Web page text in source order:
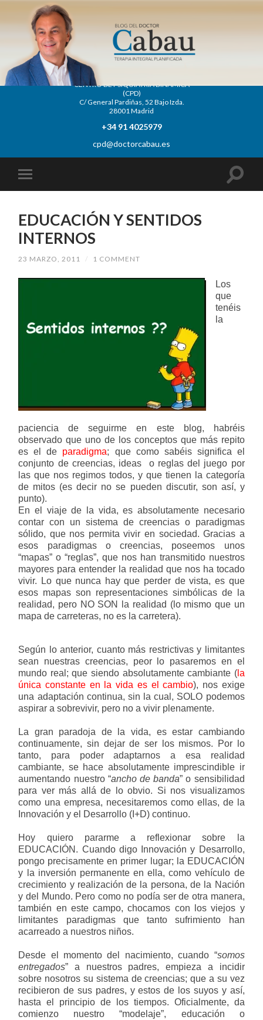
CENTRO DE PSIQUIATRÍA DINÁMICA
(CPD)
C/ General Pardiñas, 52 Bajo Izda.
28001 Madrid
+34 91 4025979
cpd@doctorcabau.es
EDUCACIÓN Y SENTIDOS
INTERNOS
23 MARZO, 2011 / 1 COMMENT
Los
que
tenéis
la
paciencia de seguirme en este blog, habréis
observado que uno de los conceptos que más repito
es el de paradigma; que como sabéis significa el
conjunto de creencias, ideas o reglas del juego por
las que nos regimos todos, y que tienen la categoría
de mitos (es decir no se pueden discutir, son así, y
punto).
En el viaje de la vida, es absolutamente necesario
contar con un sistema de creencias o paradigmas
sólido, que nos permita vivir en sociedad. Gracias a
esos paradigmas o creencias, poseemos unos
“mapas” o “reglas”, que nos han transmitido nuestros
mayores para entender la realidad que nos ha tocado
vivir. Lo que nunca hay que perder de vista, es que
esos mapas son representaciones simbólicas de la
realidad, pero NO SON la realidad (lo mismo que un
mapa de carreteras, no es la carretera).
Según lo anterior, cuanto más restrictivas y limitantes
sean nuestras creencias, peor lo pasaremos en el
mundo real; que siendo absolutamente cambiante (la
única constante en la vida es el cambio), nos exige
una adaptación continua, sin la cual, SOLO podemos
aspirar a sobrevivir, pero no a vivir plenamente.
La gran paradoja de la vida, es estar cambiando
continuamente, sin dejar de ser los mismos. Por lo
tanto, para poder adaptarnos a esa realidad
cambiante, se hace absolutamente imprescindible ir
aumentando nuestro “ancho de banda” o sensibilidad
para ver más allá de lo obvio. Si nos visualizamos
como una empresa, necesitaremos como ellas, de la
Innovación y el Desarrollo (I+D) continuo.
Hoy quiero pararme a reflexionar sobre la
EDUCACIÓN. Cuando digo Innovación y Desarrollo,
pongo precisamente en primer lugar; la EDUCACIÓN
y la inversión permanente en ella, como vehículo de
crecimiento y realización de la persona, de la Nación
y del Mundo. Pero como no podía ser de otra manera,
también en este campo, chocamos con los viejos y
limitantes paradigmas que tanto sufrimiento han
acarreado a nuestros niños.
Desde el momento del nacimiento, cuando “somos
entregados” a nuestros padres, empieza a incidir
sobre nosotros su sistema de creencias; que a su vez
recibieron de sus padres, y estos de los suyos y así,
hasta el principio de los tiempos. Oficialmente, da
comienzo nuestro “modelaje”, educación o